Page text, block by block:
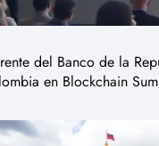
del Banco de la
en Blockchain